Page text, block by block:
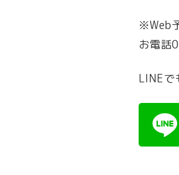
※Web
お電話
LINEで